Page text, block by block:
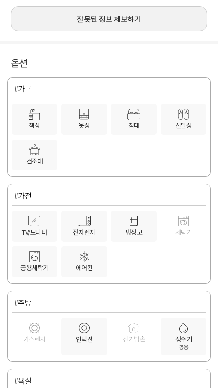
잘못된 정보 제보하기
옵션
#가구
책상 옷장 침대 신발장
건조대
#가전
TV/모니터 전자렌지 냉장고 세탁기
공용세탁기 에어컨
#주방
가스렌지 인덕션 전기밥솥 정수기
공용
#욕실